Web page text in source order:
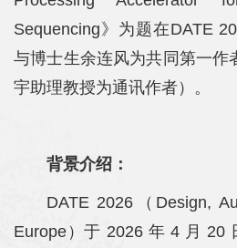
Sequencing》为题在DATE
与博士生余连风为共同第一作
宇助理教授为通讯作者）。
背景介绍：
DATE 2026（Design,
Europe）于 2026 年 4 月 20